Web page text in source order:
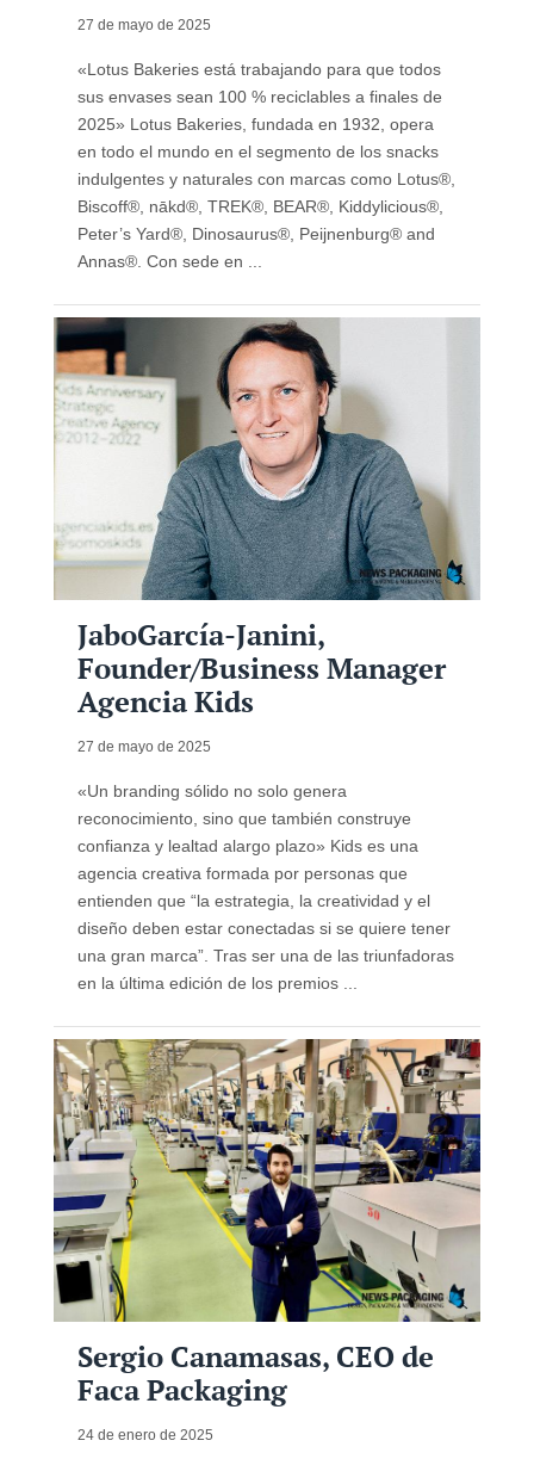
27 de mayo de 2025
«Lotus Bakeries está trabajando para que todos
sus envases sean 100 % reciclables a finales de
2025» Lotus Bakeries, fundada en 1932, opera
en todo el mundo en el segmento de los snacks
indulgentes y naturales con marcas como Lotus®,
Biscoff®, nākd®, TREK®, BEAR®, Kiddylicious®,
Peter’s Yard®, Dinosaurus®, Peijnenburg® and
Annas®. Con sede en ...
JaboGarcía-Janini,
Founder/Business Manager
Agencia Kids
27 de mayo de 2025
«Un branding sólido no solo genera
reconocimiento, sino que también construye
confianza y lealtad alargo plazo» Kids es una
agencia creativa formada por personas que
entienden que “la estrategia, la creatividad y el
diseño deben estar conectadas si se quiere tener
una gran marca”. Tras ser una de las triunfadoras
en la última edición de los premios ...
Sergio Canamasas, CEO de
Faca Packaging
24 de enero de 2025